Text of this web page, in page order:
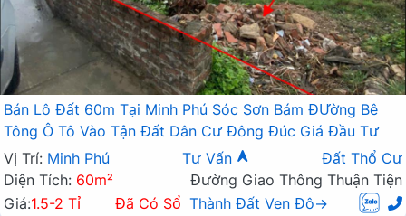
Bán Lô Đất 60m Tại Minh Phú Sóc Sơn Bám ĐƯờng Bê
Tông Ô Tô Vào Tận Đất Dân Cư Đông Đúc Giá Đầu Tư
Vị Trí: Minh Phú Tư Vấn
Đất Thổ Cư
Diện Tích: 60m²
Đường Giao Thông Thuận Tiện
Giá:1.5-2 Tỉ Đã Có Sổ Thành Đất Ven Đô→